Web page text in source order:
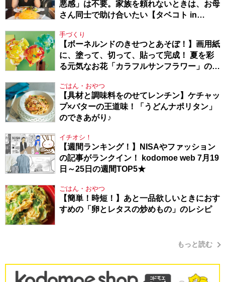
悪感」は不要。家族を頼れないときは、お母
さん同士で助け合いたい【タベコト in
手づくり
【ボーネルンドのきせつとあそぼ！】画用紙
に、塗って、切って、貼って完成！ 夏を彩
る元気なお花「カラフルサンフラワー」の作
ごはん・おやつ
【具材と調味料をのせてレンチン】ケチャッ
プ×バターの王道味！「うどんナポリタン」
のできあがり♪
イチオシ！
【週間ランキング！】NISAやファッション
の記事がランクイン！ kodomoe web 7月19
日～25日の週間TOP5★
ごはん・おやつ
【簡単！時短！】あと一品欲しいときにおす
すめの「卵とレタスの炒めもの」のレシピ
もっと読む